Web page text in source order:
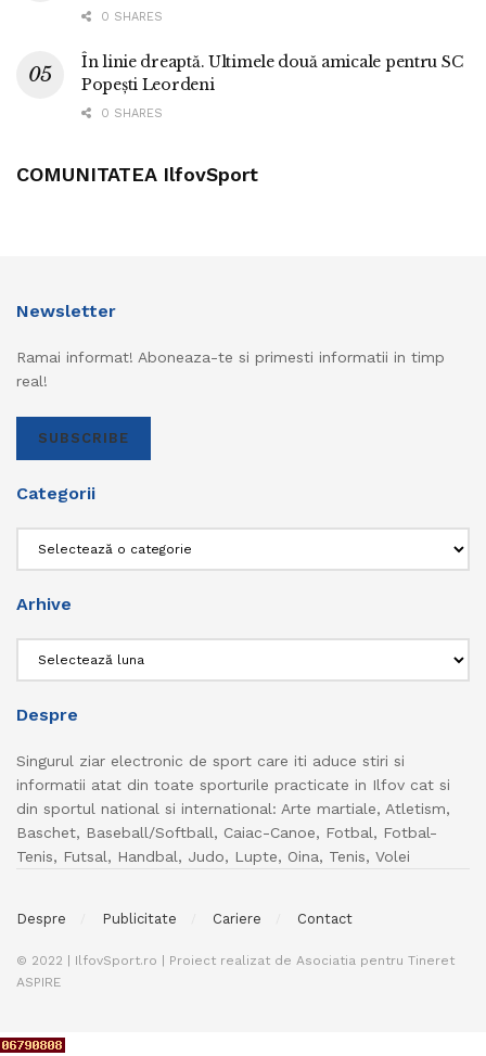
0 SHARES
În linie dreaptă. Ultimele două amicale pentru SC
Popești Leordeni
0 SHARES
COMUNITATEA IlfovSport
Newsletter
Ramai informat! Aboneaza-te si primesti informatii in timp
real!
SUBSCRIBE
Categorii
Arhive
Despre
Singurul ziar electronic de sport care iti aduce stiri si
informatii atat din toate sporturile practicate in Ilfov cat si
din sportul national si international: Arte martiale, Atletism,
Baschet, Baseball/Softball, Caiac-Canoe, Fotbal, Fotbal-
Tenis, Futsal, Handbal, Judo, Lupte, Oina, Tenis, Volei
Despre Publicitate Cariere Contact
© 2022 | IlfovSport.ro | Proiect realizat de Asociatia pentru Tineret
ASPIRE